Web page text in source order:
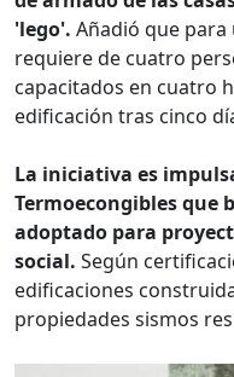
'lego'. Añadió que para
requiere de cuatro
capacitados en cuatro
edificación tras cinco
La iniciativa es
Termoecongibles que
adoptado para
social. Según
edificaciones
propiedades sismos